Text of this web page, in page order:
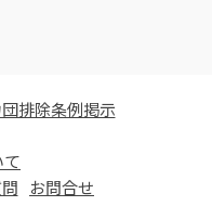
排除条例掲示
お問合せ